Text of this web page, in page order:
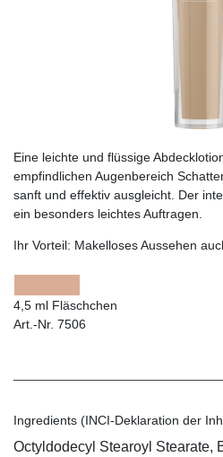
Eine leichte und flüssige
empfindlichen Augenbereich
sanft und effektiv ausgleicht. Der
ein besonders leichtes Auftragen.
Ihr Vorteil: Makelloses Aussehen
4,5 ml Fläschchen
Art.-Nr. 7506
Ingredients (INCI-Deklaration der
Octyldodecyl Stearoyl Stearate,